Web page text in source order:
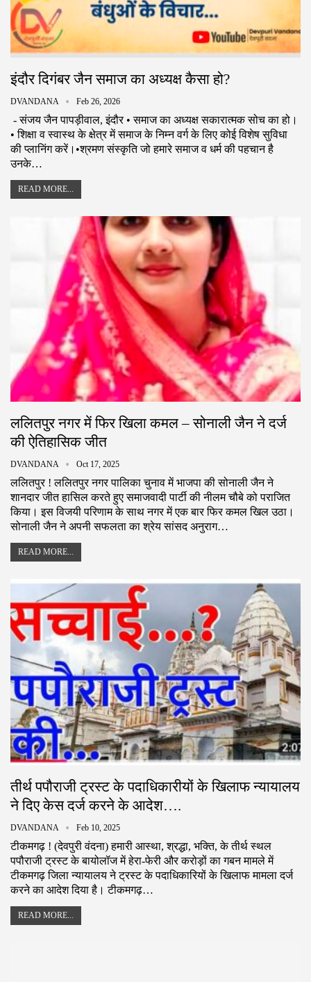
इंदौर दिगंबर जैन समाज का अध्यक्ष कैसा हो?
DVANDANA Feb 26, 2026
- संजय जैन पापड़ीवाल, इंदौर • समाज का अध्यक्ष सकारात्मक सोच का हो।
• शिक्षा व स्वास्थ के क्षेत्र में समाज के निम्न वर्ग के लिए कोई विशेष सुविधा
की प्लानिंग करें।•श्रमण संस्कृति जो हमारे समाज व धर्म की पहचान है
उनके…
READ MORE...
ललितपुर नगर में फिर खिला कमल – सोनाली जैन ने दर्ज
की ऐतिहासिक जीत
DVANDANA Oct 17, 2025
ललितपुर ! ललितपुर नगर पालिका चुनाव में भाजपा की सोनाली जैन ने
शानदार जीत हासिल करते हुए समाजवादी पार्टी की नीलम चौबे को पराजित
किया। इस विजयी परिणाम के साथ नगर में एक बार फिर कमल खिल उठा।
सोनाली जैन ने अपनी सफलता का श्रेय सांसद अनुराग…
READ MORE...
तीर्थ पपौराजी ट्रस्ट के पदाधिकारीयों के खिलाफ न्यायालय
ने दिए केस दर्ज करने के आदेश….
DVANDANA Feb 10, 2025
टीकमगढ़ ! (देवपुरी वंदना) हमारी आस्था, श्रद्धा, भक्ति, के तीर्थ स्थल
पपौराजी ट्रस्ट के बायोलॉज में हेरा-फेरी और करोड़ों का गबन मामले में
टीकमगढ़ जिला न्यायालय ने ट्रस्ट के पदाधिकारियों के खिलाफ मामला दर्ज
करने का आदेश दिया है। टीकमगढ़…
READ MORE...